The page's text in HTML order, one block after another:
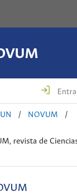
/ NOVUM
/
revista de